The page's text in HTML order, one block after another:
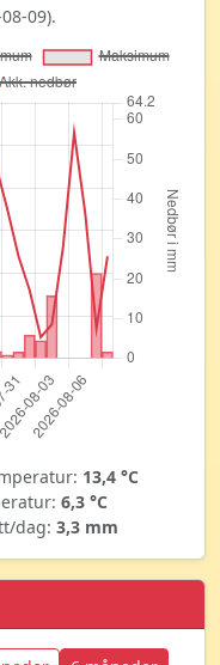
09).
13,4 °C
6,3 °C
dag: 3,3 mm